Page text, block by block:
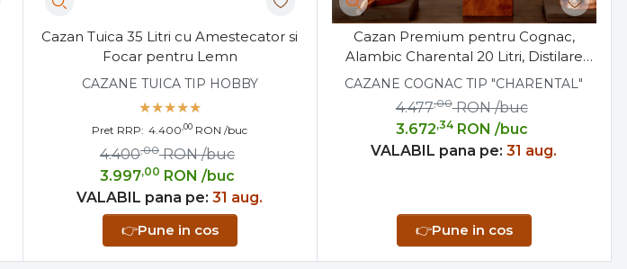
Cazan Tuica 35 Litri cu Amestecator si
Focar pentru Lemn
CAZANE TUICA TIP HOBBY
Pret RRP: 4.400,00 RON /buc
3.997,00 RON /buc
4.400,00 RON /buc
VALABIL pana pe: 31 aug.
👉Pune in cos
Cazan Premium pentru Cognac,
Alambic Charental 20 Litri, Distilare
Continua
CAZANE COGNAC TIP "CHARENTAL"
3.672,34 RON /buc
4.477,00 RON /buc
VALABIL pana pe: 31 aug.
👉Pune in cos